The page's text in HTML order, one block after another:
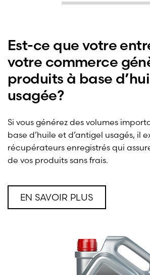
Est-ce que votre
votre commerce
produits à base
usagée?
Si vous générez des volumes
base d’huile et d’antigel usagés, il
récupérateurs enregistrés qui
de vos produits sans frais.
EN SAVOIR PLUS